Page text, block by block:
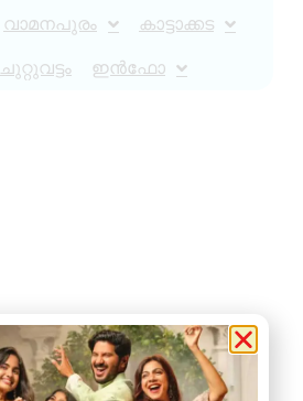
വാമനപുരം കാട്ടാക്കട
ചുറ്റുവട്ടം ഇൻഫോ